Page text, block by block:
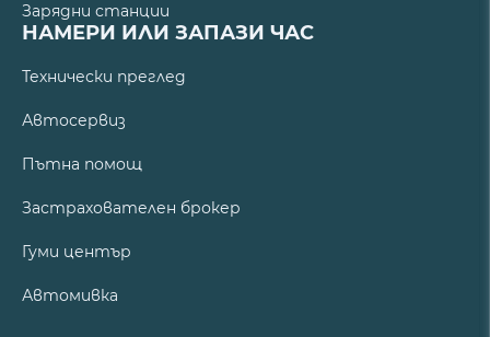
Зарядни станции
НАМЕРИ ИЛИ ЗАПАЗИ ЧАС
Технически преглед
Автосервиз
Пътна помощ
Застрахователен брокер
Гуми център
Автомивка